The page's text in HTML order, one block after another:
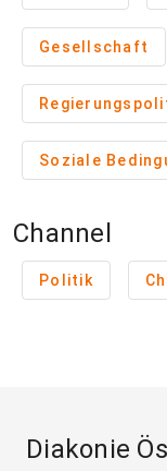
Gesellschaft
Soziale
Channel
Politik
Diakonie